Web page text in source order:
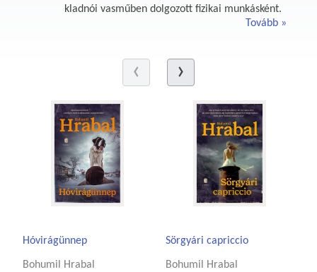
kladnói vasműben dolgozott fizikai munkásként.
Tovább
Hóvirágünnep
Bohumil Hrabal
Sörgyári capriccio
Bohumil Hrabal